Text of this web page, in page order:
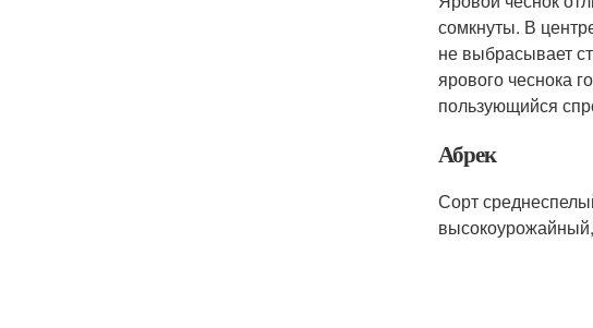
сомкнуты. В
не выбрасывает
ярового чеснока
пользующийся
Абрек
Сорт